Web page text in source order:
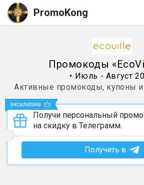
PromoKong
Промокоды «
• Июль - Август
Активные промокоды, купоны и
Получи персональный
на скидку в Телеграмм.
Получить в
эксклюзив